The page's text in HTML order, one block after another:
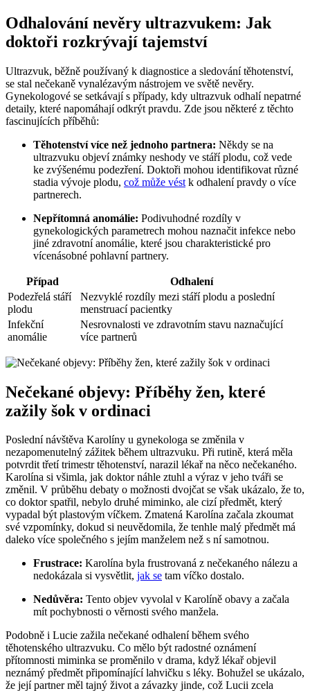
Odhalování nevěry ultrazvukem: Jak
doktoři rozkrývají tajemství
Ultrazvuk, běžně používaný k diagnostice a sledování těhotenství,
se stal nečekaně vynalézavým nástrojem ve světě nevěry.
Gynekologové se setkávají s případy, kdy ultrazvuk odhalí nepatrné
detaily, které napomáhají odkrýt pravdu. Zde jsou některé z těchto
fascinujících příběhů:
Těhotenství více než jednoho partnera: Někdy se na
ultrazvuku objeví známky neshody ve stáří plodu, což vede
ke zvýšenému podezření. Doktoři mohou identifikovat různé
stadia vývoje plodu, což může vést k odhalení pravdy o více
partnerech.
Nepřítomná anomálie: Podivuhodné rozdíly v
gynekologických parametrech mohou naznačit infekce nebo
jiné zdravotní anomálie, které jsou charakteristické pro
vícenásobné pohlavní partnery.
Případ
Odhalení
Podezřelá stáří
plodu
Nezvyklé rozdíly mezi stáří plodu a poslední
menstruací pacientky
Infekční
anomálie
Nesrovnalosti ve zdravotním stavu naznačující
více partnerů
Nečekané objevy: Příběhy žen, které
zažily šok v ordinaci
Poslední návštěva Karolíny u gynekologa se změnila v
nezapomenutelný zážitek během ultrazvuku. Při rutině, která měla
potvrdit třetí trimestr těhotenství, narazil lékař na něco nečekaného.
Karolína si všimla, jak doktor náhle ztuhl a výraz v jeho tváři se
změnil. V průběhu debaty o možnosti dvojčat se však ukázalo, že to,
co doktor spatřil, nebylo druhé miminko, ale cizí předmět, který
vypadal být plastovým víčkem. Zmatená Karolína začala zkoumat
své vzpomínky, dokud si neuvědomila, že tenhle malý předmět má
daleko více společného s jejím manželem než s ní samotnou.
Frustrace: Karolína byla frustrovaná z nečekaného nálezu a
nedokázala si vysvětlit, jak se tam víčko dostalo.
Nedůvěra: Tento objev vyvolal v Karolíně obavy a začala
mít pochybnosti o věrnosti svého manžela.
Podobně i Lucie zažila nečekané odhalení během svého
těhotenského ultrazvuku. Co mělo být radostné oznámení
přítomnosti miminka se proměnilo v drama, když lékař objevil
neznámý předmět připomínající lahvičku s léky. Bohužel se ukázalo,
že její partner měl tajný život a závazky jinde, což Lucii zcela